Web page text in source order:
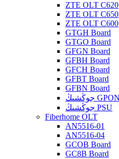
ZTE OLT C620
ZTE OLT C650
ZTE OLT C600
GTGH Board
GTGO Board
GFGN Board
GFBH Board
GFCH Board
GFBT Board
GFBN Board
جوڭشىڭ PSU
Fiberhome OLT
AN5516-01
AN5516-04
GCOB Board
GC8B Board